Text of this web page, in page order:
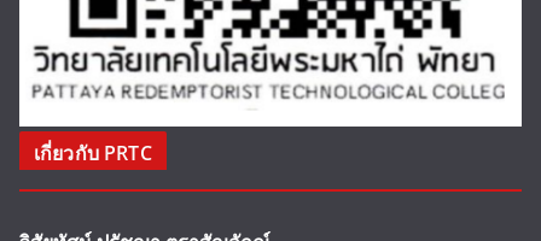
เกี่ยวกับ PRTC